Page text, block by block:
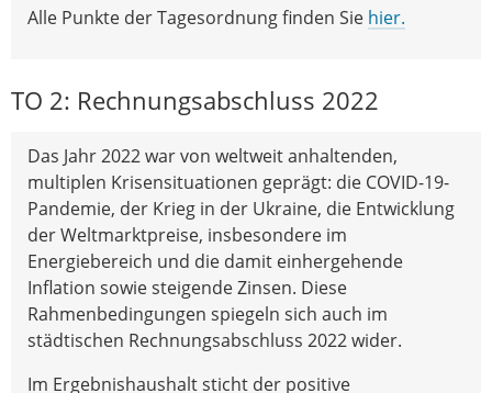
Alle Punkte der Tagesordnung finden Sie hier.
TO 2: Rechnungsabschluss 2022
Das Jahr 2022 war von weltweit anhaltenden,
multiplen Krisensituationen geprägt: die COVID-19-
Pandemie, der Krieg in der Ukraine, die Entwicklung
der Weltmarktpreise, insbesondere im
Energiebereich und die damit einhergehende
Inflation sowie steigende Zinsen. Diese
Rahmenbedingungen spiegeln sich auch im
städtischen Rechnungsabschluss 2022 wider.
Im Ergebnishaushalt sticht der positive